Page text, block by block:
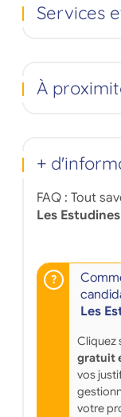
Services
À
+
FAQ : Tout
Les
Les
Cliquez
gratuit
vos
votre